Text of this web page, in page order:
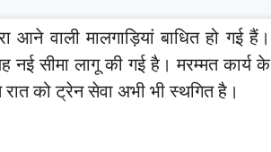
वाली मालगाड़ियां बाधित हो गई हैं।
सीमा लागू की गई है। मरम्मत कार्य के
को ट्रेन सेवा अभी भी स्थगित है।